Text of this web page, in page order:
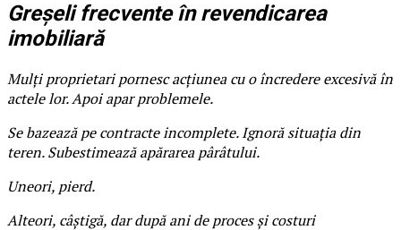
Greșeli frecvente în revendicarea
imobiliară
Mulți proprietari pornesc acțiunea cu o încredere excesivă în
actele lor. Apoi apar problemele.
Se bazează pe contracte incomplete. Ignoră situația din
teren. Subestimează apărarea pârâtului.
Uneori, pierd.
Alteori, câștigă, dar după ani de proces și costuri